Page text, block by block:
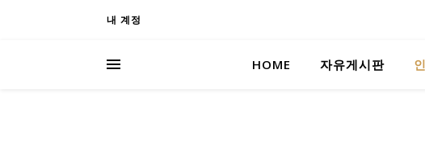
내 계정
HOME 자유게시판